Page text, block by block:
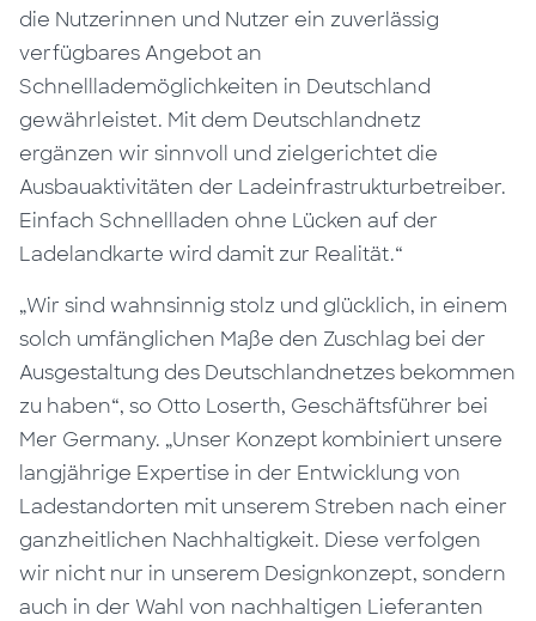
die Nutzerinnen und Nutzer ein zuverlässig
verfügbares Angebot an
Schnelllademöglichkeiten in Deutschland
gewährleistet. Mit dem Deutschlandnetz
ergänzen wir sinnvoll und zielgerichtet die
Ausbauaktivitäten der Ladeinfrastrukturbetreiber.
Einfach Schnellladen ohne Lücken auf der
Ladelandkarte wird damit zur Realität.“
„Wir sind wahnsinnig stolz und glücklich, in einem
solch umfänglichen Maße den Zuschlag bei der
Ausgestaltung des Deutschlandnetzes bekommen
zu haben“, so Otto Loserth, Geschäftsführer bei
Mer Germany. „Unser Konzept kombiniert unsere
langjährige Expertise in der Entwicklung von
Ladestandorten mit unserem Streben nach einer
ganzheitlichen Nachhaltigkeit. Diese verfolgen
wir nicht nur in unserem Designkonzept, sondern
auch in der Wahl von nachhaltigen Lieferanten